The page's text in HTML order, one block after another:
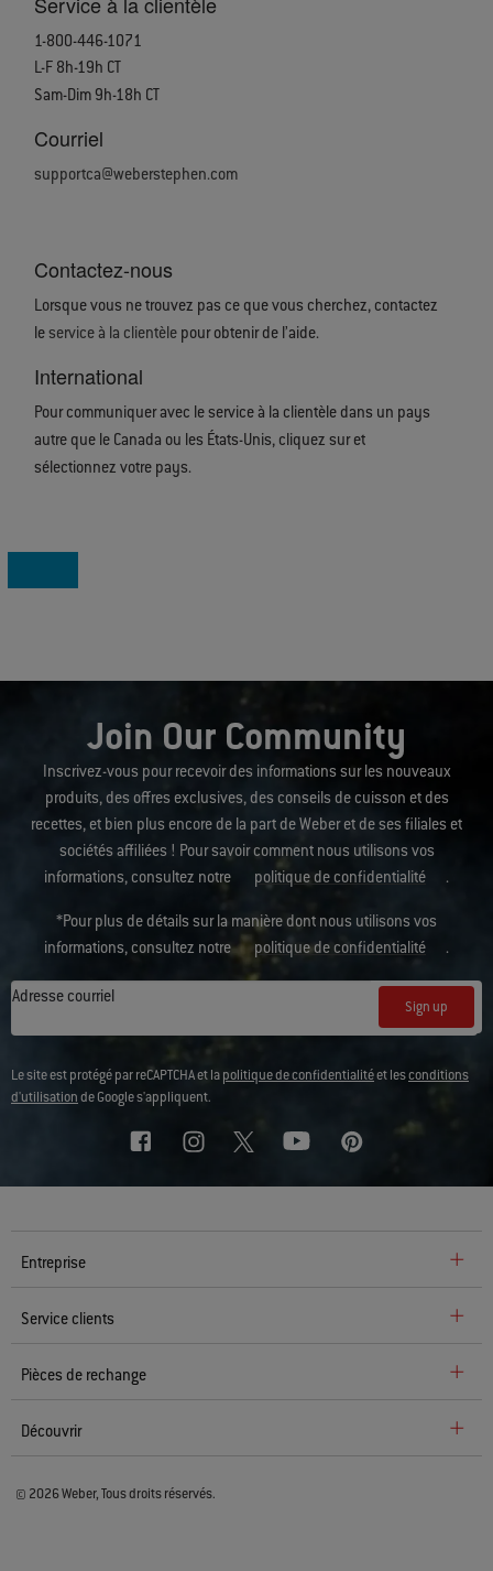
1-800-446-1071
L-F 8h-19h CT
Sam-Dim 9h-18h CT
Courriel
supportca@weberstephen.com
Contactez-nous
Lorsque vous ne trouvez pas ce que vous cherchez, contactez
leservice à la clientèle pour obtenir de l’aide.
International
Pour communiquer avec le service à la clientèle dans un pays
autre que le Canada ou les États-Unis, cliquez suret
sélectionnez votre pays.
Join Our Community
Inscrivez-vous pour recevoir des informations sur les nouveaux
produits, des offres exclusives, des conseils de cuisson et des
recettes, et bien plus encore de la part de Weber et de ses filiales et
sociétés affiliées ! Pour savoir comment nous utilisons vos
informations, consultez notre
politique de confidentialité .
*Pour plus de détails sur la manière dont nous utilisons vos
informations, consultez notre
politique de confidentialité .
Adresse courriel
Sign up
Le site est protégé par reCAPTCHA et lapolitique de confidentialitéet lesconditions
d'utilisationde Google s'appliquent.
Entreprise
Service clients
Pièces de rechange
Découvrir
© 2026 Weber, Tous droits réservés.